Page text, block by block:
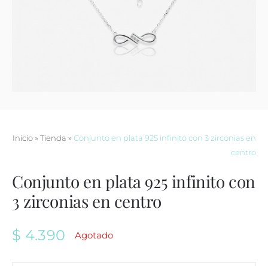
Inicio» Tienda » Conjunto en plata 925 infinito con 3 zirconias en
centro
Conjunto en plata 925 infinito con
3 zirconias en centro
$ 4.390 Agotado